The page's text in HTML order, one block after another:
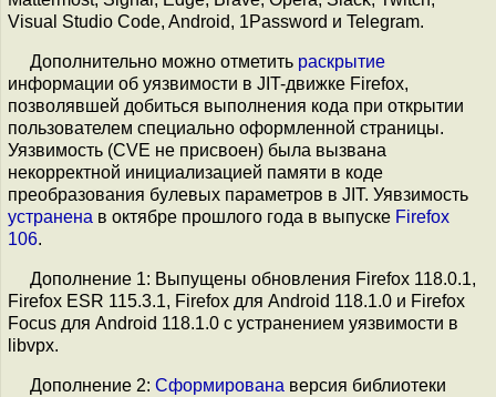
Visual Studio Code, Android, 1Password и Telegram.
Дополнительно можно отметить раскрытие
информации об уязвимости в JIT-движке Firefox,
позволявшей добиться выполнения кода при открытии
пользователем специально оформленной страницы.
Уязвимость (CVE не присвоен) была вызвана
некорректной инициализацией памяти в коде
преобразования булевых параметров в JIT. Уявзимость
устранена в октябре прошлого года в выпуске Firefox
106.
Дополнение 1: Выпущены обновления Firefox 118.0.1,
Firefox ESR 115.3.1, Firefox для Android 118.1.0 и Firefox
Focus для Android 118.1.0 с устранением уязвимости в
libvpx.
Дополнение 2: Сформирована версия библиотеки